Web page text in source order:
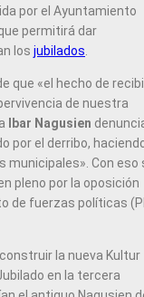
por el Ayuntamiento
permitirá dar
los jubilados
que «el hecho de
de nuestra
Ibar Nagusien
por el derribo,
municipales». Con eso
pleno por la oposición
de fuerzas políticas
la nueva Kultur
en la tercera